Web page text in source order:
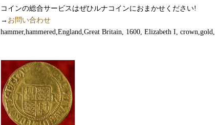
コインの総合サービスはぜひルナコインにおまかせください!
→ お問い合わせ
hammer,hammered,England,Great Britain, 1600, Elizabeth I, crown,gold,